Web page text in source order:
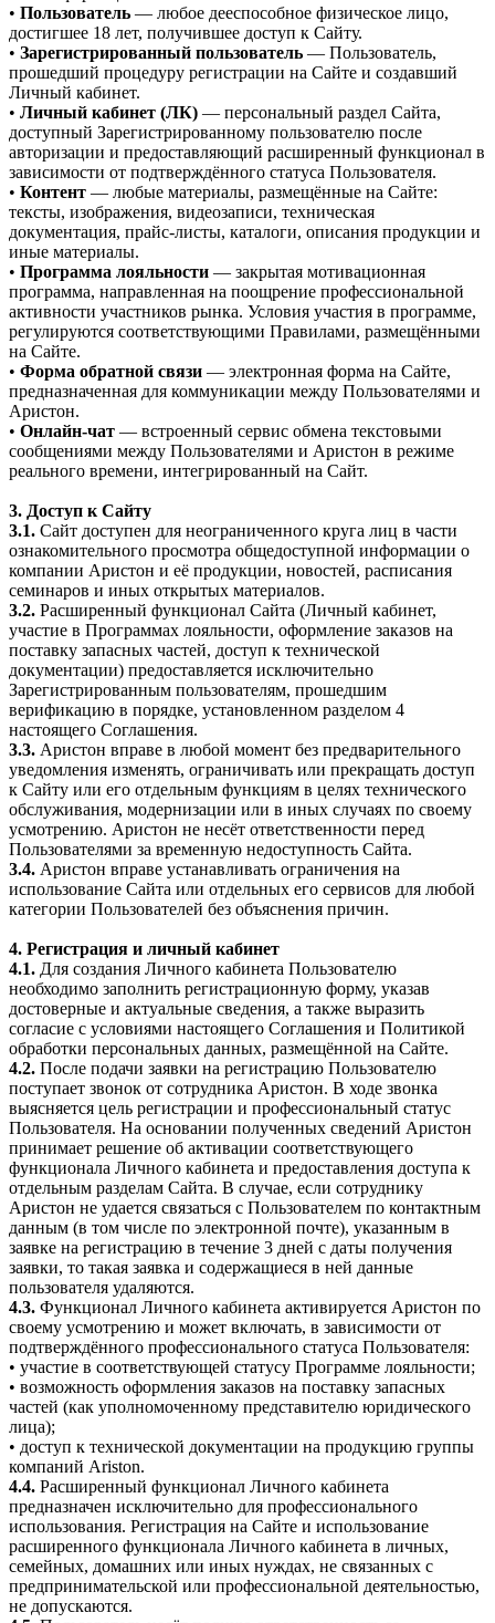
• Пользователь — любое дееспособное физическое лицо,
достигшее 18 лет, получившее доступ к Сайту.
• Зарегистрированный пользователь — Пользователь,
прошедший процедуру регистрации на Сайте и создавший
Личный кабинет.
• Личный кабинет (ЛК) — персональный раздел Сайта,
доступный Зарегистрированному пользователю после
авторизации и предоставляющий расширенный функционал в
зависимости от подтверждённого статуса Пользователя.
• Контент — любые материалы, размещённые на Сайте:
тексты, изображения, видеозаписи, техническая
документация, прайс-листы, каталоги, описания продукции и
иные материалы.
• Программа лояльности — закрытая мотивационная
программа, направленная на поощрение профессиональной
активности участников рынка. Условия участия в программе,
регулируются соответствующими Правилами, размещёнными
на Сайте.
• Форма обратной связи — электронная форма на Сайте,
предназначенная для коммуникации между Пользователями и
Аристон.
• Онлайн-чат — встроенный сервис обмена текстовыми
сообщениями между Пользователями и Аристон в режиме
реального времени, интегрированный на Сайт.
3. Доступ к Сайту
3.1. Сайт доступен для неограниченного круга лиц в части
ознакомительного просмотра общедоступной информации о
компании Аристон и её продукции, новостей, расписания
семинаров и иных открытых материалов.
3.2. Расширенный функционал Сайта (Личный кабинет,
участие в Программах лояльности, оформление заказов на
поставку запасных частей, доступ к технической
документации) предоставляется исключительно
Зарегистрированным пользователям, прошедшим
верификацию в порядке, установленном разделом 4
настоящего Соглашения.
3.3. Аристон вправе в любой момент без предварительного
уведомления изменять, ограничивать или прекращать доступ
к Сайту или его отдельным функциям в целях технического
обслуживания, модернизации или в иных случаях по своему
усмотрению. Аристон не несёт ответственности перед
Пользователями за временную недоступность Сайта.
3.4. Аристон вправе устанавливать ограничения на
использование Сайта или отдельных его сервисов для любой
категории Пользователей без объяснения причин.
4. Регистрация и личный кабинет
4.1. Для создания Личного кабинета Пользователю
необходимо заполнить регистрационную форму, указав
достоверные и актуальные сведения, а также выразить
согласие с условиями настоящего Соглашения и Политикой
обработки персональных данных, размещённой на Сайте.
4.2. После подачи заявки на регистрацию Пользователю
поступает звонок от сотрудника Аристон. В ходе звонка
выясняется цель регистрации и профессиональный статус
Пользователя. На основании полученных сведений Аристон
принимает решение об активации соответствующего
функционала Личного кабинета и предоставления доступа к
отдельным разделам Сайта. В случае, если сотруднику
Аристон не удается связаться с Пользователем по контактным
данным (в том числе по электронной почте), указанным в
заявке на регистрацию в течение 3 дней с даты получения
заявки, то такая заявка и содержащиеся в ней данные
пользователя удаляются.
4.3. Функционал Личного кабинета активируется Аристон по
своему усмотрению и может включать, в зависимости от
подтверждённого профессионального статуса Пользователя:
• участие в соответствующей статусу Программе лояльности;
• возможность оформления заказов на поставку запасных
частей (как уполномоченному представителю юридического
лица);
• доступ к технической документации на продукцию группы
компаний Ariston.
4.4. Расширенный функционал Личного кабинета
предназначен исключительно для профессионального
использования. Регистрация на Сайте и использование
расширенного функционала Личного кабинета в личных,
семейных, домашних или иных нуждах, не связанных с
предпринимательской или профессиональной деятельностью,
не допускаются.